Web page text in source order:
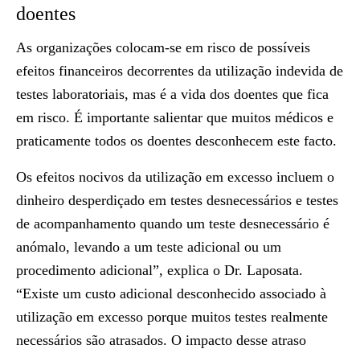
doentes
As organizações colocam-se em risco de possíveis
efeitos financeiros decorrentes da utilização indevida de
testes laboratoriais, mas é a vida dos doentes que fica
em risco. É importante salientar que muitos médicos e
praticamente todos os doentes desconhecem este facto.
Os efeitos nocivos da utilização em excesso incluem o
dinheiro desperdiçado em testes desnecessários e testes
de acompanhamento quando um teste desnecessário é
anómalo, levando a um teste adicional ou um
procedimento adicional”, explica o Dr. Laposata.
“Existe um custo adicional desconhecido associado à
utilização em excesso porque muitos testes realmente
necessários são atrasados. O impacto desse atraso